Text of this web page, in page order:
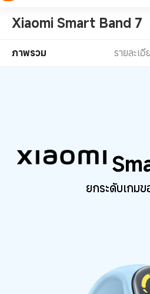
Xiaomi Smart Band 7
ภาพรวม รายละเอี
ยกระดับเกม